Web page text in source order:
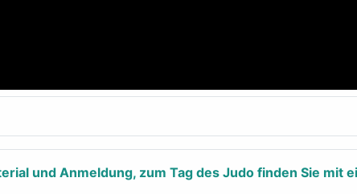
und Anmeldung, zum Tag des Judo finden Sie mit